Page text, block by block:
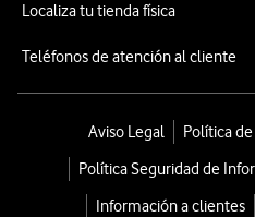
Localiza tu tienda física
Teléfonos de atención al cliente
Aviso Legal
Política
Política Seguridad de
Información a clientes